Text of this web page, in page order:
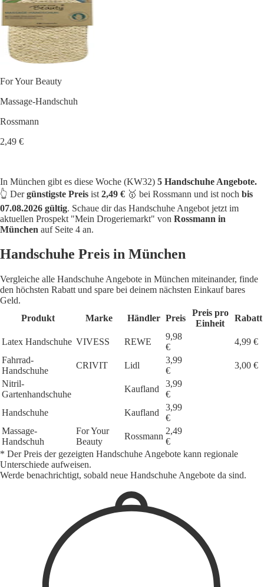
For Your Beauty
Massage-Handschuh
Rossmann
2,49 €
In München gibt es diese Woche (KW32) 5 Handschuhe Angebote.
👆 Dergünstigste Preis ist 2,49 € 🥇 bei Rossmann und ist noch bis
07.08.2026 gültig. Schaue dir das Handschuhe Angebot jetzt im
aktuellen Prospekt "Mein Drogeriemarkt" von Rossmann in
München auf Seite 4 an.
Handschuhe Preis in München
Vergleiche alle Handschuhe Angebote in München miteinander, finde
den höchsten Rabatt und spare bei deinem nächsten Einkauf bares
Geld.
Produkt
Marke Händler Preis
Preis pro
Einheit
Rabatt
Latex Handschuhe VIVESS REWE
9,98
€
4,99 €
Fahrrad-
Handschuhe
CRIVIT Lidl
3,99
€
3,00 €
Nitril-
Gartenhandschuhe
Kaufland
3,99
€
Handschuhe
Kaufland
3,99
€
Massage-
Handschuh
For Your
Beauty
Rossmann
2,49
€
* Der Preis der gezeigten Handschuhe Angebote kann regionale
Unterschiede aufweisen.
Werde benachrichtigt, sobald neue Handschuhe Angebote da sind.